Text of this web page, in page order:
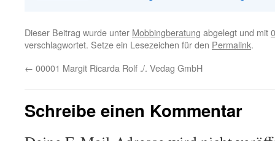
Dieser Beitrag wurde unter Mobbingberatung abgelegt und mit
verschlagwortet. Setze ein Lesezeichen für den Permalink.
← 00001 Margit Ricarda Rolf ./. Vedag GmbH
Schreibe einen Kommentar